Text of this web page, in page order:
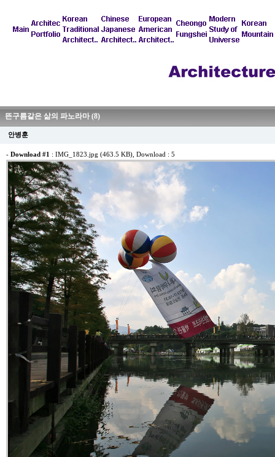
뜬구름같은 삶의 파노라마 (8)
안병훈
- Download #1 : IMG_1823.jpg (463.5 KB) , Download : 5